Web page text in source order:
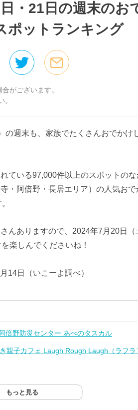
・21日の週末のお
ポットランキング
がございます。
の週末も、家族でたくさんおでかけ
ている97,000件以上のスポットのな
・阿倍野・長居エリア）の人気おで
んありますので、2024年7月20日（
楽しんでくださいね！
14日（いこーよ調べ）
倍野防災センター あべのタスカル
親子カフェ Laugh Rough Laugh（ラフラ
もっと見る